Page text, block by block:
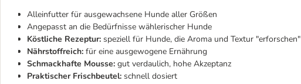
Alleinfutter für ausgewachsene Hunde aller Größen
Angepasst an die Bedürfnisse wählerischer Hunde
Köstliche Rezeptur: speziell für Hunde, die Aroma und Textur "erforschen"
Nährstoffreich: für eine ausgewogene Ernährung
Schmackhafte Mousse: gut verdaulich, hohe Akzeptanz
Praktischer Frischbeutel: schnell dosiert